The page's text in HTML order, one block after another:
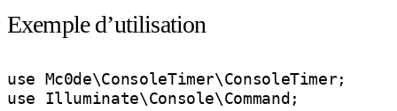
Exemple d’utilisation
use Mc0de\ConsoleTimer\ConsoleTimer;
use Illuminate\Console\Command;